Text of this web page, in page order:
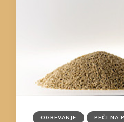
OGREVANJE PEČI NA